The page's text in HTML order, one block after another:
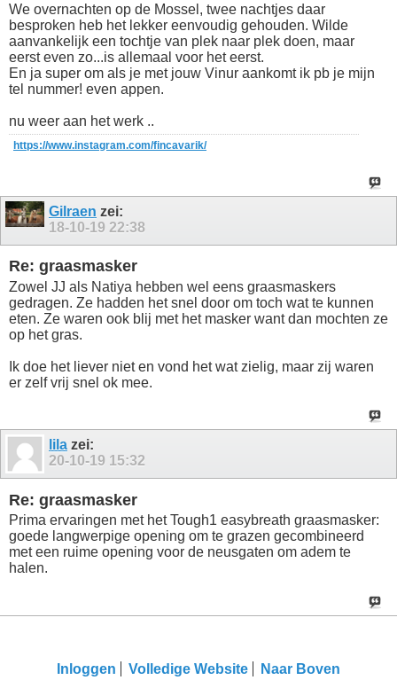
We overnachten op de Mossel, twee nachtjes daar
besproken heb het lekker eenvoudig gehouden. Wilde
aanvankelijk een tochtje van plek naar plek doen, maar
eerst even zo...is allemaal voor het eerst.
En ja super om als je met jouw Vinur aankomt ik pb je mijn
tel nummer! even appen.
nu weer aan het werk ..
https://www.instagram.com/fincavarik/
Gilraen zei:
18-10-19 22:38
Re: graasmasker
Zowel JJ als Natiya hebben wel eens graasmaskers
gedragen. Ze hadden het snel door om toch wat te kunnen
eten. Ze waren ook blij met het masker want dan mochten ze
op het gras.
Ik doe het liever niet en vond het wat zielig, maar zij waren
er zelf vrij snel ok mee.
lila zei:
20-10-19 15:32
Re: graasmasker
Prima ervaringen met het Tough1 easybreath graasmasker:
goede langwerpige opening om te grazen gecombineerd
met een ruime opening voor de neusgaten om adem te
halen.
Inloggen Volledige Website Naar Boven